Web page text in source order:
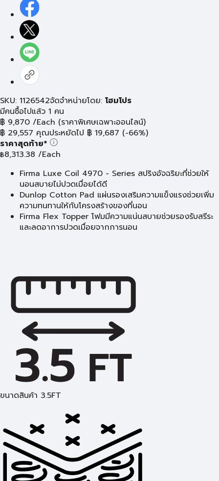
SKU: 1126542จัดจำหน่ายโดย: โฮมโปร
มีคนซื้อไปแล้ว 1 คน
฿ 9,870 /Each (ราคาพิเศษเฉพาะออนไลน์)
฿ 29,557 คุณประหยัดไป ฿ 19,687 (-66%)
ราคาสุดท้าย*
฿8,313.38 /Each
Firma Luxe Coil 4970 - Series สปริงอัจฉริยะที่ช่วยให้
นอนสบายไม่ปวดเมื่อยได้ดี
Dunlop Cotton Pad แผ่นรองเสริมความแข็งแรงช่วยเพิ่ม
ความทนทานให้กับโครงสร้างของที่นอน
Firma Flex Topper โฟมมีความแน่นสบายช่วยรองรับสรีระ
และลดอาการปวดเมื่อยจากการนอน
ขนาดสินค้า 3.5FT